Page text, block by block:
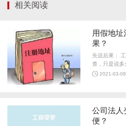
相关阅读
用假地
果？
先说后果：
查，只是说多
址不符，变更
2021-03-08
公司法人
便？